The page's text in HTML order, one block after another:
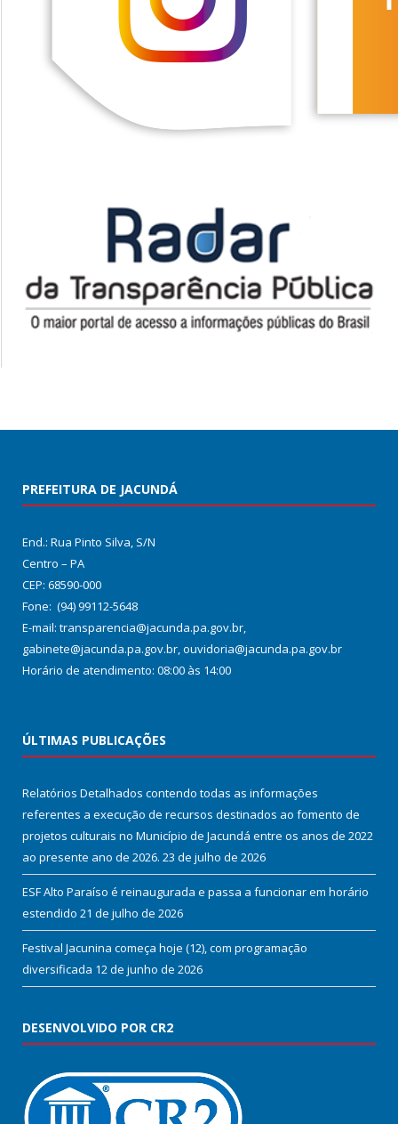
PREFEITURA DE JACUNDÁ
End.: Rua Pinto Silva, S/N
Centro – PA
CEP: 68590-000
Fone: (94) 99112-5648
E-mail: transparencia@jacunda.pa.gov.br,
gabinete@jacunda.pa.gov.br, ouvidoria@jacunda.pa.gov.br
Horário de atendimento: 08:00 às 14:00
ÚLTIMAS PUBLICAÇÕES
Relatórios Detalhados contendo todas as informações
referentes a execução de recursos destinados ao fomento de
projetos culturais no Município de Jacundá entre os anos de 2022
ao presente ano de 2026. 23 de julho de 2026
ESF Alto Paraíso é reinaugurada e passa a funcionar em horário
estendido 21 de julho de 2026
Festival Jacunina começa hoje (12), com programação
diversificada 12 de junho de 2026
DESENVOLVIDO POR CR2